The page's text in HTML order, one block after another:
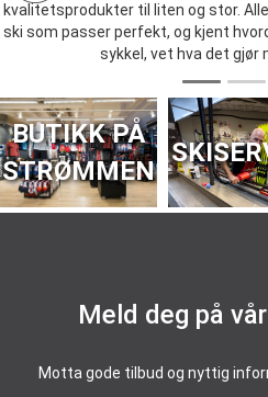
kvalitetsprodukter til liten og stor.
ski som passer perfekt, og kjent
sykkel, vet hva det gjør
BUTIKK PÅ
STRØMMEN
Meld deg på
Motta gode tilbud og nyttig